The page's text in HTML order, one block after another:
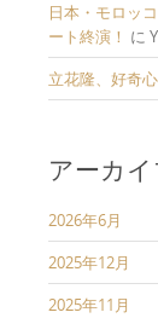
日本・モロッ
ート終演！ に
立花隆、好奇
アーカ
2026年6月
2025年12月
2025年11月